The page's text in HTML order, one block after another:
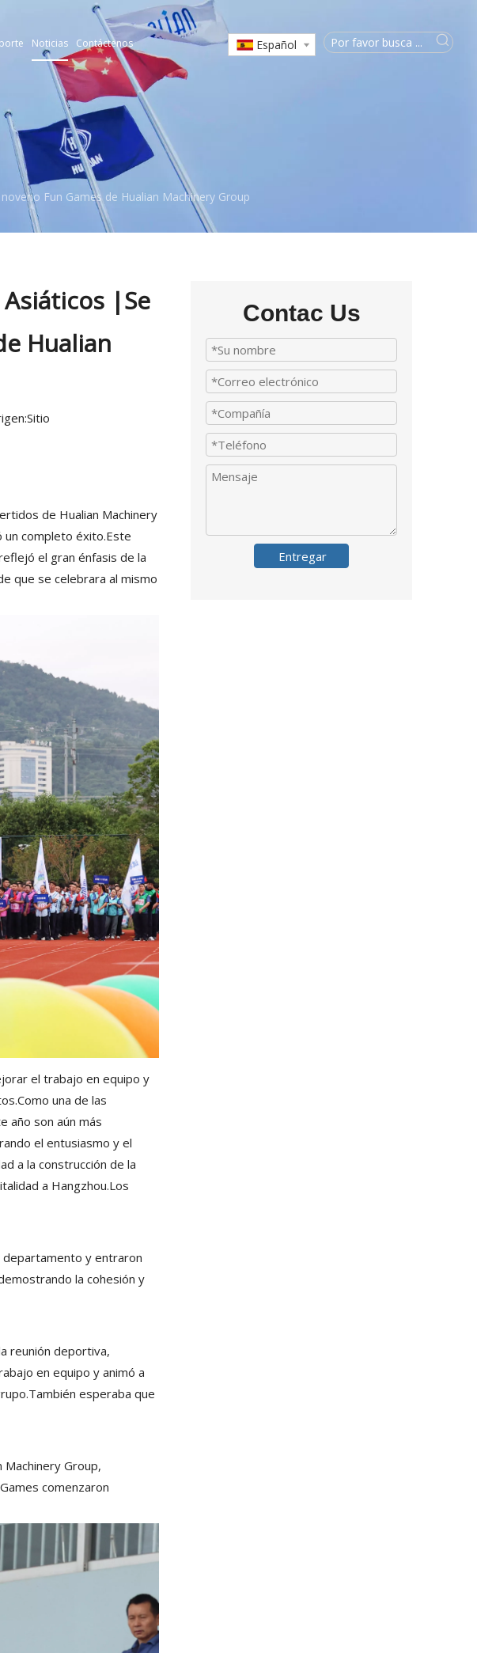
Noticias Contáctenos Español
Fun Games de Hualian Machinery Group
|Se
Hualian
Sitio
de Hualian Machinery
un completo éxito.Este
el gran énfasis de la
que se celebrara al mismo
el trabajo en equipo y
una de las
año son aún más
el entusiasmo y el
a la construcción de la
a Hangzhou.Los
departamento y entraron
la cohesión y
reunión deportiva,
en equipo y animó a
esperaba que
Machinery Group,
comenzaron
Contac Us
Entregar